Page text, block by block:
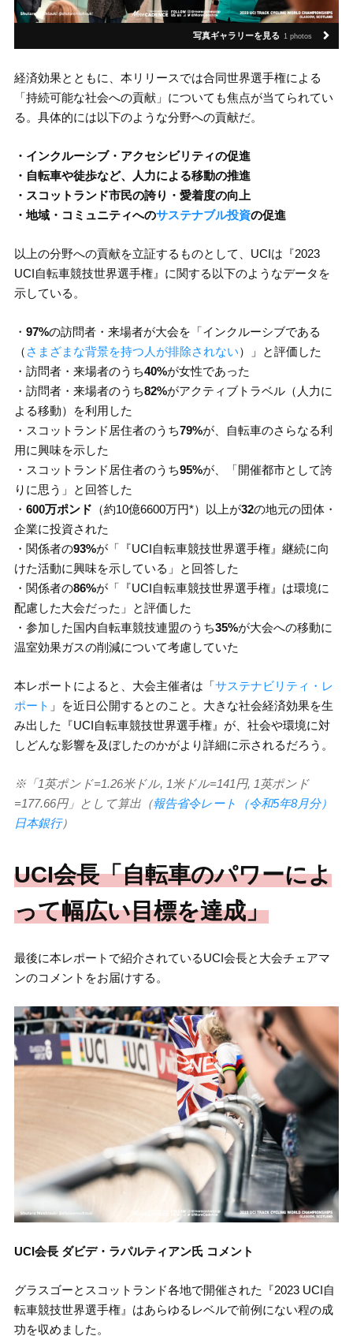
写真ギャラリーを見る 1 photos
経済効果とともに、本リリースでは合同世界選手権による
「持続可能な社会への貢献」についても焦点が当てられてい
る。具体的には以下のような分野への貢献だ。
・インクルーシブ・アクセシビリティの促進
・自転車や徒歩など、人力による移動の推進
・スコットランド市民の誇り・愛着度の向上
・地域・コミュニティへのサステナブル投資の促進
以上の分野への貢献を立証するものとして、UCIは『2023
UCI自転車競技世界選手権』に関する以下のようなデータを
示している。
・ 97%の訪問者・来場者が大会を「インクルーシブである
（ さまざまな背景を持つ人が排除されない）」と評価した
・訪問者・来場者のうち40%が女性であった
・訪問者・来場者のうち82%がアクティブトラベル（人力に
よる移動）を利用した
・スコットランド居住者のうち79%が、自転車のさらなる利
用に興味を示した
・スコットランド居住者のうち95%が、「開催都市として誇
りに思う」と回答した
・ 600万ポンド （約10億6600万円*）以上が32の地元の団体・
企業に投資された
・関係者の93%が「『UCI自転車競技世界選手権』継続に向
けた活動に興味を示している」と回答した
・関係者の86%が「『UCI自転車競技世界選手権』は環境に
配慮した大会だった」と評価した
・参加した国内自転車競技連盟のうち35%が大会への移動に
温室効果ガスの削減について考慮していた
本レポートによると、大会主催者は「サステナビリティ・レ
ポート 」を近日公開するとのこと。大きな社会経済効果を生
み出した『UCI自転車競技世界選手権』が、社会や環境に対
しどんな影響を及ぼしたのかがより詳細に示されるだろう。
※「1英ポンド=1.26米ドル, 1米ドル=141円, 1英ポンド
=177.66円」として算出（報告省令レート（令和5年8月分）
日本銀行）
UCI会長「自転車のパワーによ
って幅広い目標を達成」
最後に本レポートで紹介されているUCI会長と大会チェアマ
ンのコメントをお届けする。
UCI会長 ダビデ・ラパルティアン氏 コメント
グラスゴーとスコットランド各地で開催された『2023 UCI自
転車競技世界選手権』はあらゆるレベルで前例にない程の成
功を収めました。